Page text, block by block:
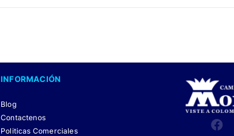
INFORMACIÓN
Blog
Contactenos
Politicas Comerciales